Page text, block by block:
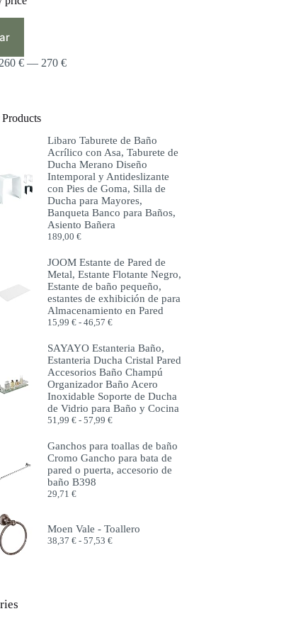
260 € — 270 €
Libaro Taburete de Baño
Acrílico con Asa, Taburete de
Ducha Merano Diseño
Intemporal y Antideslizante
con Pies de Goma, Silla de
Ducha para Mayores,
Banqueta Banco para Baños,
Asiento Bañera
189,00€
JOOM Estante de Pared de
Metal, Estante Flotante Negro,
Estante de baño pequeño,
estantes de exhibición de para
Almacenamiento en Pared
15,99€ - 46,57€Rango
precios:
desde
15,99 €
hasta
46,57 €
SAYAYO Estanteria Baño,
Estanteria Ducha Cristal Pared
Accesorios Baño Champú
Organizador Baño Acero
Inoxidable Soporte de Ducha
de Vidrio para Baño y Cocina
51,99€ - 57,99€Rango
precios:
51,99 €
hasta
Ganchos para toallas de baño
Cromo Gancho para bata de
pared o puerta, accesorio de
baño B398
29,71€
Moen Vale - Toallero
38,37€ - 57,53€Rango